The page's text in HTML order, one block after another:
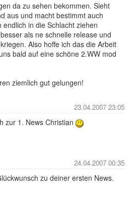
da zu sehen bekommen. Sieht
aus und macht bestimmt auch
in die Schlacht ziehen
als ne schnelle release und
Also hoffe ich das die Arbeit
bald auf eine schöne 2.WW mod
ziemlich gut gelungen!
23.04.2007 23:05
zur 1. News Christian
24.04.2007 00:35
zu deiner ersten News.